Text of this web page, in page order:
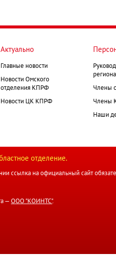
Актуально
Главные новости
Новости Омского
отделения КПРФ
Новости ЦК КПРФ
Члены
Члены
Наши
отделение.
ссылка на официальный сайт
— ООО "КОИНТС".